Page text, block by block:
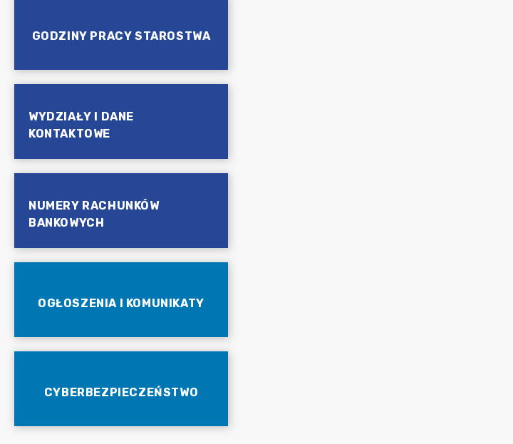
GODZINY PRACY STAROSTWA
WYDZIAŁY I DANE
KONTAKTOWE
NUMERY RACHUNKÓW
BANKOWYCH
OGŁOSZENIA I KOMUNIKATY
CYBERBEZPIECZEŃSTWO